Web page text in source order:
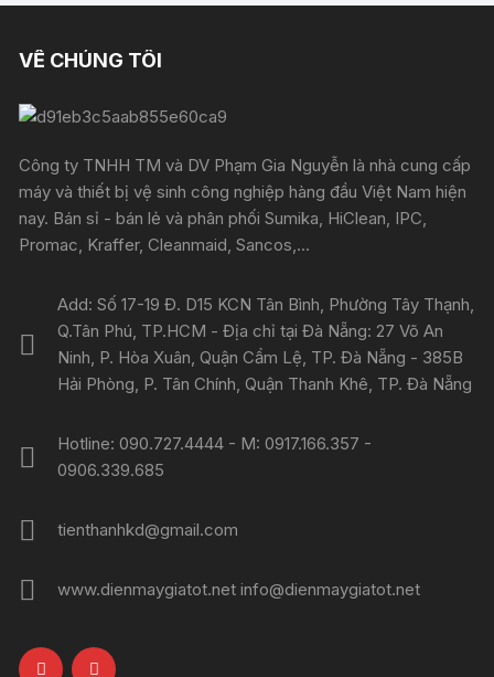
VỀ CHÚNG TÔI
Công ty TNHH TM và DV Phạm Gia Nguyễn là nhà cung cấp
máy và thiết bị vệ sinh công nghiệp hàng đầu Việt Nam hiện
nay. Bán sỉ - bán lẻ và phân phối Sumika, HiClean, IPC,
Promac, Kraffer, Cleanmaid, Sancos,...
Add: Số 17-19 Đ. D15 KCN Tân Bình, Phường Tây Thạnh,
Q.Tân Phú, TP.HCM - Địa chỉ tại Đà Nẵng: 27 Võ An
Ninh, P. Hòa Xuân, Quận Cẩm Lệ, TP. Đà Nẵng - 385B
Hải Phòng, P. Tân Chính, Quận Thanh Khê, TP. Đà Nẵng
Hotline: 090.727.4444 - M: 0917.166.357 -
0906.339.685
tienthanhkd@gmail.com
www.dienmaygiatot.net info@dienmaygiatot.net